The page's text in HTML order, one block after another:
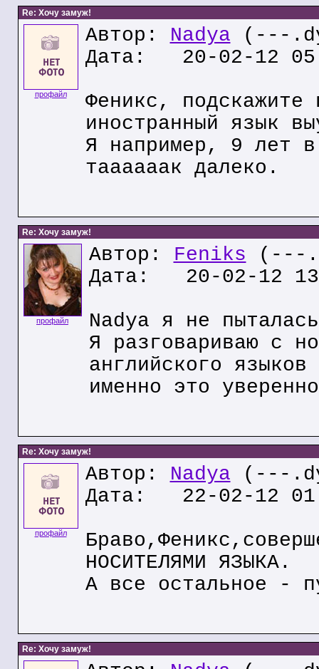
Re: Хочу замуж!
профайл
Автор: Nadya (---
Дата: 20-02-12
Феникс, подскажите
иностранный язык
Я например, 9 лет в
таааааак далеко.
Re: Хочу замуж!
профайл
Автор: Feniks (---
Дата: 20-02-12
Nadya я не
Я разговариваю с
английского языков
именно это
Re: Хочу замуж!
профайл
Автор: Nadya (---
Дата: 22-02-12
НОСИТЕЛЯМИ ЯЗЫКА.
А все остальное -
Re: Хочу замуж!